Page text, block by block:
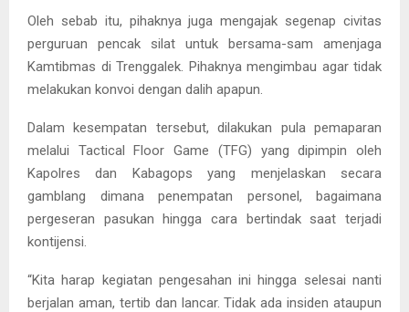
Oleh sebab itu, pihaknya juga mengajak segenap civitas
perguruan pencak silat untuk bersama-sam amenjaga
Kamtibmas di Trenggalek. Pihaknya mengimbau agar tidak
melakukan konvoi dengan dalih apapun.
Dalam kesempatan tersebut, dilakukan pula pemaparan
melalui Tactical Floor Game (TFG) yang dipimpin oleh
Kapolres dan Kabagops yang menjelaskan secara
gamblang dimana penempatan personel, bagaimana
pergeseran pasukan hingga cara bertindak saat terjadi
kontijensi.
“Kita harap kegiatan pengesahan ini hingga selesai nanti
berjalan aman, tertib dan lancar. Tidak ada insiden ataupun